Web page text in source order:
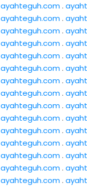
ayahteguh.com.
ayahteguh.com.
ayahteguh.com.
ayahteguh.com.
ayahteguh.com.
ayahteguh.com.
ayahteguh.com.
ayahteguh.com.
ayahteguh.com.
ayahteguh.com.
ayahteguh.com.
ayahteguh.com.
ayahteguh.com.
ayahteguh.com.
ayahteguh.com.